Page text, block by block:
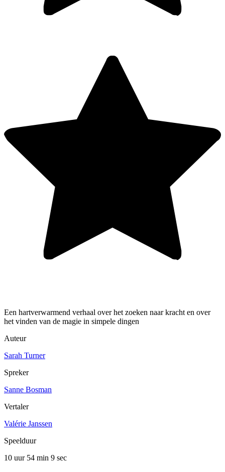
Een hartverwarmend verhaal over het zoeken naar kracht en over
het vinden van de magie in simpele dingen
Auteur
Sarah Turner
Spreker
Sanne Bosman
Vertaler
Valérie Janssen
Speelduur
10 uur 54 min 9 sec